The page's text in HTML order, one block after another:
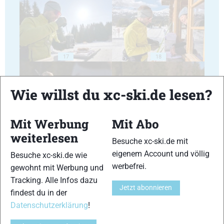
17 18
19 20
Wie willst du xc-ski.de lesen?
Mit Werbung
weiterlesen
Besuche xc-ski.de wie
gewohnt mit Werbung und
Tracking. Alle Infos dazu
findest du in der
Datenschutzerklärung!
Mit Abo
Besuche xc-ski.de mit
eigenem Account und völlig
werbefrei.
Jetzt abonnieren